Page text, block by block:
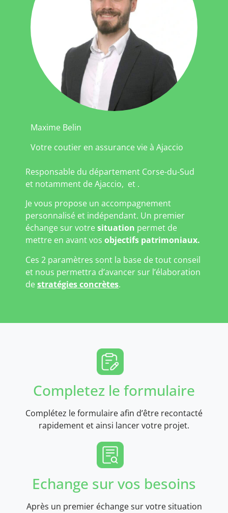
Maxime Belin
Votre coutier en assurance vie à Ajaccio
Responsable du département Corse-du-Sud
et notamment de Ajaccio, et .
Je vous propose un accompagnement
personnalisé et indépendant. Un premier
échange sur votresituation permet de
mettre en avant vos objectifs patrimoniaux.
Ces 2 paramètres sont la base de tout conseil
et nous permettra d’avancer sur l’élaboration
destratégies concrètes.
Completez le formulaire
Complétez le formulaire afin d’être recontacté
rapidement et ainsi lancer votre projet.
Echange sur vos besoins
Après un premier échange sur votre situation